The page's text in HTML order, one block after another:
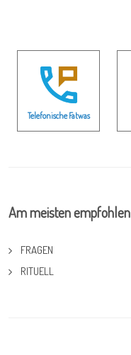
Telefonische Fatwas
Am meisten empfohlen
FRAGEN
RITUELL